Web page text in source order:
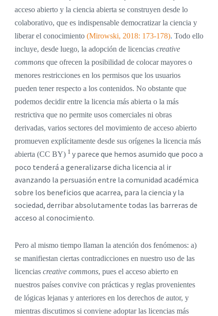
acceso abierto y la ciencia abierta se construyen desde lo
colaborativo, que es indispensable democratizar la ciencia y
liberar el conocimiento (Mirowski, 2018: 173-178). Todo ello
incluye, desde luego, la adopción de licencias creative
commons que ofrecen la posibilidad de colocar mayores o
menores restricciones en los permisos que los usuarios
pueden tener respecto a los contenidos. No obstante que
podemos decidir entre la licencia más abierta o la más
restrictiva que no permite usos comerciales ni obras
derivadas, varios sectores del movimiento de acceso abierto
promueven explícitamente desde sus orígenes la licencia más
abierta (CC BY) 1 y parece que hemos asumido que poco a
poco tenderá a generalizarse dicha licencia al ir
avanzando la persuasión entre la comunidad académica
sobre los beneficios que acarrea, para la ciencia y la
sociedad, derribar absolutamente todas las barreras de
acceso al conocimiento.
Pero al mismo tiempo llaman la atención dos fenómenos: a)
se manifiestan ciertas contradicciones en nuestro uso de las
licencias creative commons, pues el acceso abierto en
nuestros países convive con prácticas y reglas provenientes
de lógicas lejanas y anteriores en los derechos de autor, y
mientras discutimos si conviene adoptar las licencias más